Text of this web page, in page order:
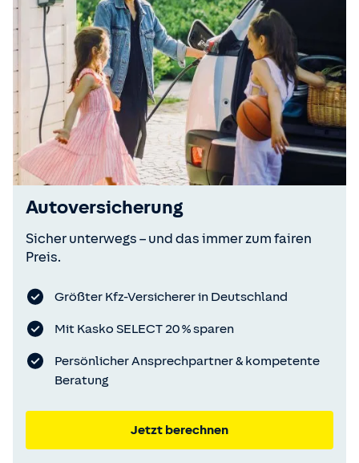
Autoversicherung
Sicher unterwegs – und das immer zum fairen
Preis.
Größter Kfz-Versicherer in Deutschland
Mit Kasko SELECT 20 % sparen
Persönlicher Ansprechpartner & kompetente
Beratung
Jetzt berechnen